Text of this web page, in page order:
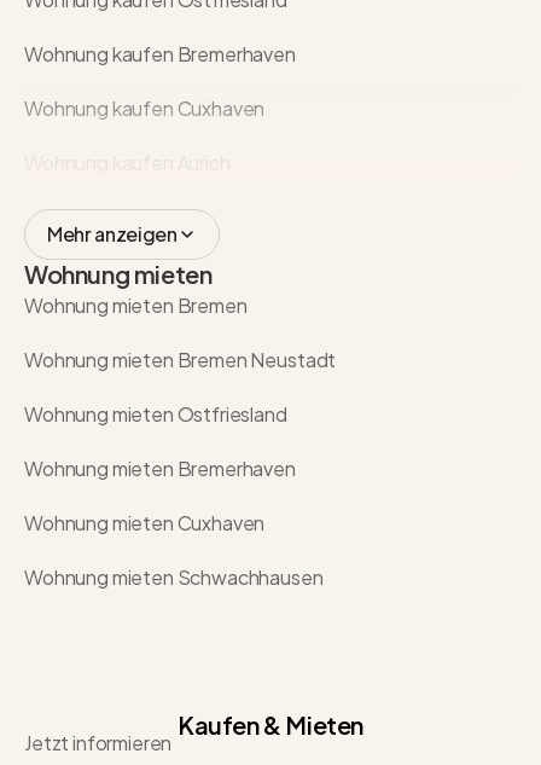
Wohnung kaufen Bremerhaven
Wohnung kaufen Cuxhaven
Mehr anzeigen
Wohnung mieten
Wohnung mieten Bremen
Wohnung mieten Bremen Neustadt
Wohnung mieten Ostfriesland
Wohnung mieten Bremerhaven
Wohnung mieten Cuxhaven
Wohnung mieten Schwachhausen
Kaufen & Mieten
Jetzt informieren